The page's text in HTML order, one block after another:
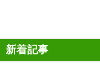
新着記事